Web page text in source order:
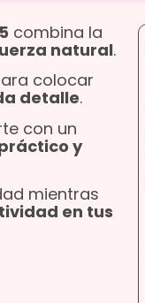
combina la
natural.
colocar
detalle.
con un
y
mientras
en tus